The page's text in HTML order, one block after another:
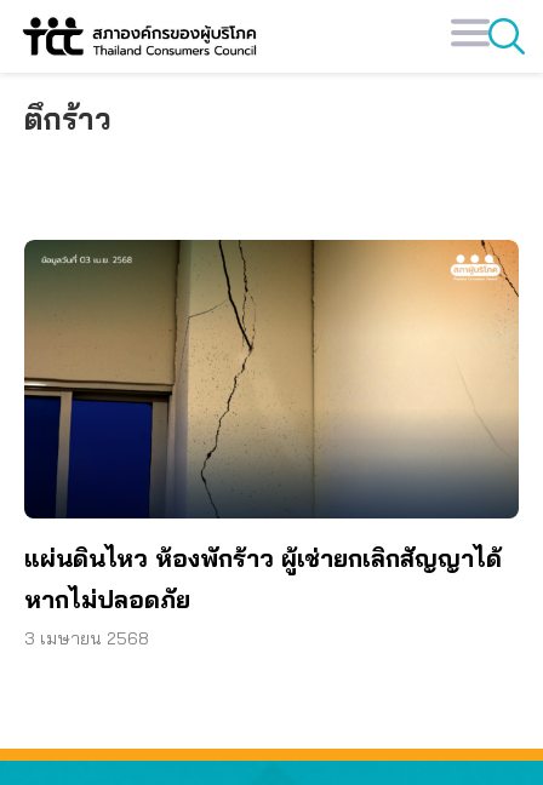
Skip
ตึกร้าว
แผ่นดินไหว ห้องพักร้าว ผู้เช่ายกเลิกสัญญาได้
หากไม่ปลอดภัย
3 เมษายน 2568